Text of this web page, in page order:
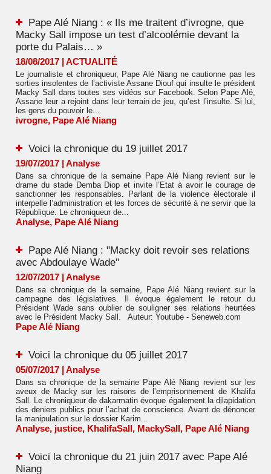
Pape Alé Niang : « Ils me traitent d’ivrogne, que
Macky Sall impose un test d’alcoolémie devant la
porte du Palais… »
18/08/2017 | ACTUALITÉ
Le journaliste et chroniqueur, Pape Alé Niang ne cautionne pas les
sorties insolentes de l’activiste Assane Diouf qui insulte le président
Macky Sall dans toutes ses vidéos sur Facebook. Selon Pape Alé,
Assane leur a rejoint dans leur terrain de jeu, qu’est l’insulte. Si lui,
les gens du pouvoir le...
ivrogne, Pape Alé Niang
Voici la chronique du 19 juillet 2017
19/07/2017 | Analyse
Dans sa chronique de la semaine Pape Alé Niang revient sur le
drame du stade Demba Diop et invite l’Etat à avoir le courage de
sanctionner les responsables. Parlant de la violence électorale il
interpelle l’administration et les forces de sécurité à ne servir que la
République. Le chroniqueur de...
Analyse, Pape Alé Niang
Pape Alé Niang : "Macky doit revoir ses relations
avec Abdoulaye Wade"
12/07/2017 | Analyse
Dans sa chronique de la semaine, Pape Alé Niang revient sur la
campagne des législatives. Il évoque également le retour du
Président Wade sans oublier de souligner ses relations heurtées
avec le Président Macky Sall. Auteur: Youtube - Seneweb.com
Pape Alé Niang
Voici la chronique du 05 juillet 2017
05/07/2017 | Analyse
Dans sa chronique de la semaine Pape Alé Niang revient sur les
aveux de Macky sur les raisons de l’emprisonnement de Khalifa
Sall. Le chroniqueur de dakarmatin évoque également la dilapidation
des deniers publics pour l’achat de conscience. Avant de dénoncer
la manipulation sur le dossier Karim...
Analyse, justice, KhalifaSall, MackySall, Pape Alé Niang
Voici la chronique du 21 juin 2017 avec Pape Alé
Niang